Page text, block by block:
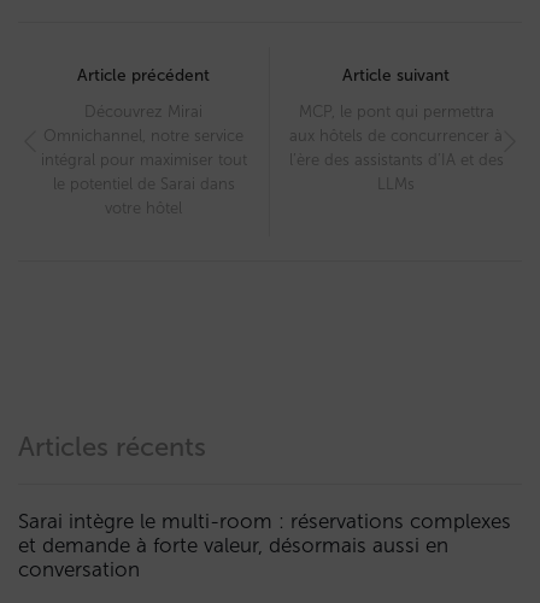
navigation
Article précédent
Découvrez Mirai
Omnichannel, notre service
intégral pour maximiser tout
le potentiel de Sarai dans
votre hôtel
Article suivant
MCP, le pont qui permettra
aux hôtels de concurrencer à
l’ère des assistants d’IA et des
LLMs
Articles récents
Sarai intègre le multi-room : réservations complexes
et demande à forte valeur, désormais aussi en
conversation